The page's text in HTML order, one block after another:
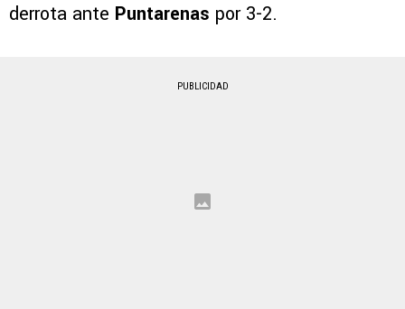
derrota ante Puntarenas por 3-2.
PUBLICIDAD